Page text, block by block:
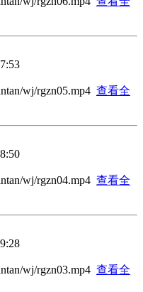
wj/rgzn05.mp4 查看全
wj/rgzn04.mp4 查看全
wj/rgzn03.mp4 查看全